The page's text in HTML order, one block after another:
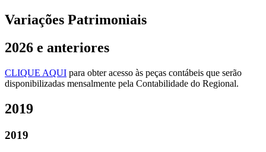
Variações Patrimoniais
2026 e anteriores
CLIQUE AQUI para obter acesso às peças contábeis que serão
disponibilizadas mensalmente pela Contabilidade do Regional.
2019
2019